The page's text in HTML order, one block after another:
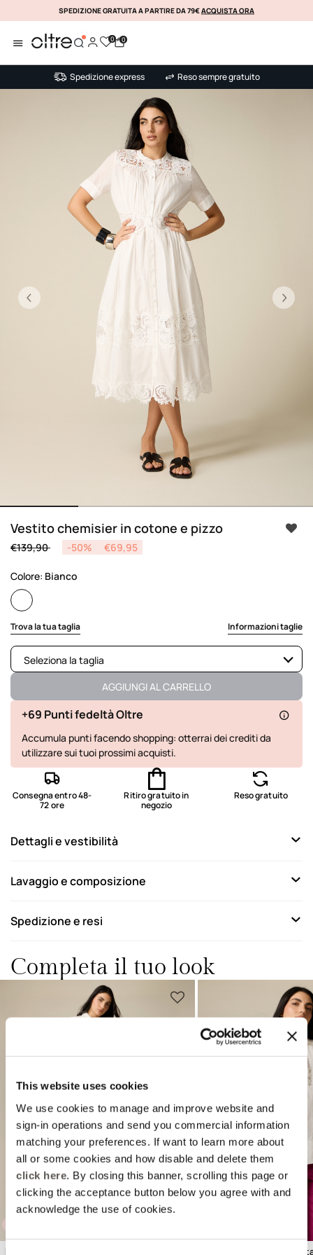
This website uses cookies
We use cookies to manage and improve website and
sign-in operations and send you commercial information
matching your preferences. If want to learn more about
all or some cookies and how disable and delete them
click here. By closing this banner, scrolling this page or
clicking the acceptance button below you agree with and
acknowledge the use of cookies.
KLARNA
SPEDIZIONE GRATUITA A PARTIRE DA 79€ACQUISTA ORA
0 0
Spedizione express Reso sempre gratuito
Precedente
Vestito chemisier in cotone e pizzo
Price reduced from
€139,90to -50% €69,95
Colore: Bianco
selected
Trova la tua taglia Informazioni taglie
Seleziona la taglia
Mostra articoli simili
Non disponibile Mostra articoli simili
Ultimo disponibile
Non disponibile Mostra articoli simili
Disponibile
Non disponibile
Non disponibile
AGGIUNGI AL CARRELLO
+69 Punti fedeltà Oltre
Accumula punti facendo shopping: otterrai dei crediti da
utilizzare sui tuoi prossimi acquisti.
Consegna entro 48-
72 ore
Ritiro gratuito in
negozio
Reso gratuito
Dettagli e vestibilità
Lavaggio e composizione
Spedizione e resi
Completa il tuo look
Blusa in cotone con
Previous